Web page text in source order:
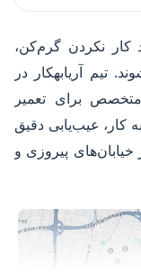
کار نکردن گرم‌کن،
تیم آریابهکار در
برای تعمیر
کار، عیب‌یابی دقیق
پیروزی و